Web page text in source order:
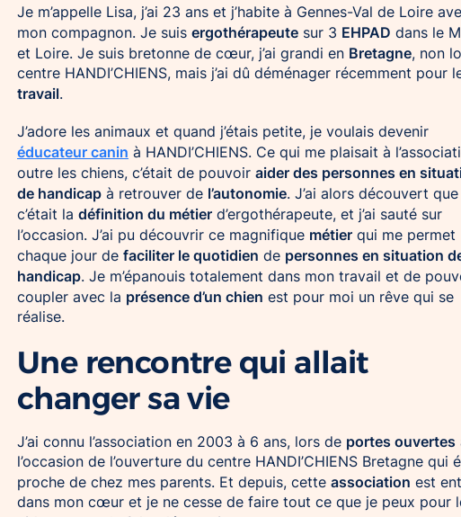
Je m’appelle Lisa, j’ai 23 ans et j’habite à Gennes-Val de Loire
mon compagnon. Je suis ergothérapeute sur 3 EHPAD dans le
et Loire. Je suis bretonne de cœur, j’ai grandi en Bretagne, non
centre HANDI’CHIENS, mais j’ai dû déménager récemment pour
travail.
J’adore les animaux et quand j’étais petite, je voulais devenir
éducateur canin à HANDI’CHIENS. Ce qui me plaisait à
outre les chiens, c’était de pouvoir aider des personnes en
de handicap à retrouver de l’autonomie. J’ai alors découvert que
c’était la définition du métier d’ergothérapeute, et j’ai sauté sur
l’occasion. J’ai pu découvrir ce magnifique métier qui me permet
chaque jour de faciliter le quotidien de personnes en situation
handicap. Je m’épanouis totalement dans mon travail et de
coupler avec la présence d’un chien est pour moi un rêve qui se
réalise.
Une rencontre qui allait
changer sa vie
J’ai connu l’association en 2003 à 6 ans, lors de portes ouvertes
l’occasion de l’ouverture du centre HANDI’CHIENS Bretagne qui
proche de chez mes parents. Et depuis, cette association est
dans mon cœur et je ne cesse de faire tout ce que je peux pour